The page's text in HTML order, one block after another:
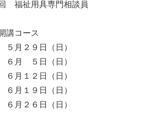
福祉用具専門相談員
講コース
月２９日（日）
月 ５日（日）
月１２日（日）
月１９日（日）
月２６日（日）